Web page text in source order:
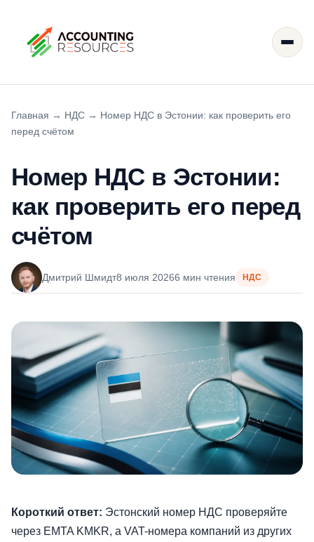
Главная → НДС → Номер НДС в Эстонии: как проверить его
перед счётом
Номер НДС в Эстонии:
как проверить его перед
счётом
Дмитрий Шмидт8 июля 20266 мин чтения НДС
Короткий ответ: Эстонский номер НДС проверяйте
через EMTA KMKR, а VAT-номера компаний из других